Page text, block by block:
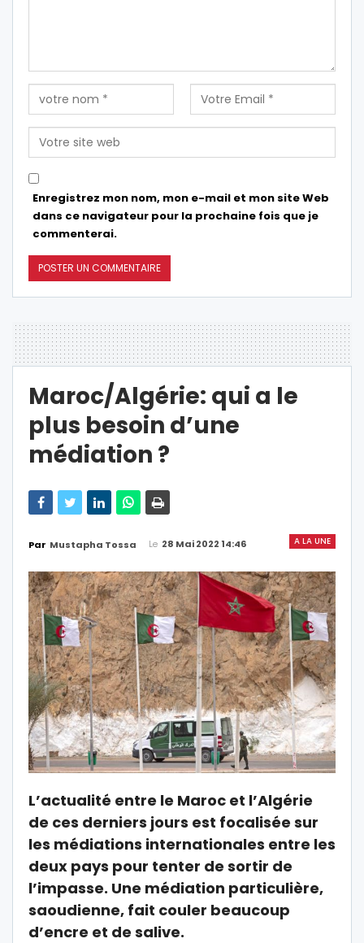
Enregistrez mon nom, mon e-mail et mon site Web
dans ce navigateur pour la prochaine fois que je
commenterai.
Maroc/Algérie: qui a le
plus besoin d’une
médiation ?
A LA UNE
Par Mustapha Tossa Le 28 Mai 2022 14:46
L’actualité entre le Maroc et l’Algérie
de ces derniers jours est focalisée sur
les médiations internationales entre les
deux pays pour tenter de sortir de
l’impasse. Une médiation particulière,
saoudienne, fait couler beaucoup
d’encre et de salive.